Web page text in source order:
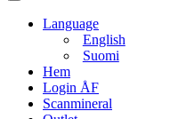
Language
English
Suomi
Hem
Login ÅF
Scanmineral